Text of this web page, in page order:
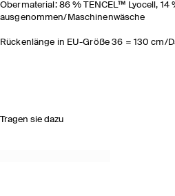
Obermaterial: 86 % TENCEL™ Lyocell, 14
ausgenommen/Maschinenwäsche
Rückenlänge in EU-Größe 36 = 130 cm/
Tragen sie dazu